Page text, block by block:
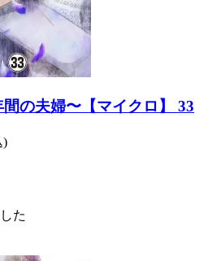
の夫婦〜【マイクロ】 33
)
た